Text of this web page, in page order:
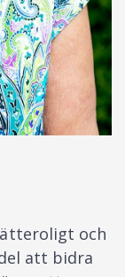
och
att bidra